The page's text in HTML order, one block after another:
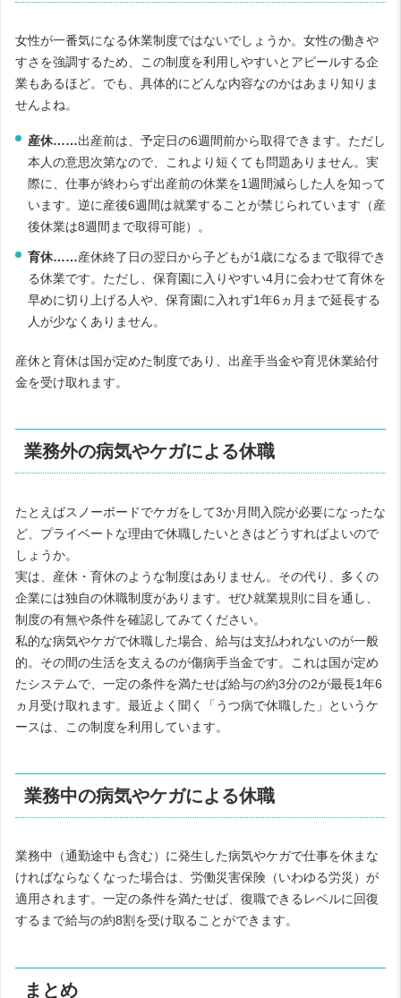
女性が一番気になる休業制度ではないでしょうか。女性の働きや
すさを強調するため、この制度を利用しやすいとアピールする企
業もあるほど。でも、具体的にどんな内容なのかはあまり知りま
せんよね。
産休……出産前は、予定日の6週間前から取得できます。ただし
本人の意思次第なので、これより短くても問題ありません。実
際に、仕事が終わらず出産前の休業を1週間減らした人を知って
います。逆に産後6週間は就業することが禁じられています（産
後休業は8週間まで取得可能）。
育休……産休終了日の翌日から子どもが1歳になるまで取得でき
る休業です。ただし、保育園に入りやすい4月に会わせて育休を
早めに切り上げる人や、保育園に入れず1年6ヵ月まで延長する
人が少なくありません。
産休と育休は国が定めた制度であり、出産手当金や育児休業給付
金を受け取れます。
業務外の病気やケガによる休職
たとえばスノーボードでケガをして3か月間入院が必要になったな
ど、プライベートな理由で休職したいときはどうすればよいので
しょうか。
実は、産休・育休のような制度はありません。その代り、多くの
企業には独自の休職制度があります。ぜひ就業規則に目を通し、
制度の有無や条件を確認してみてください。
私的な病気やケガで休職した場合、給与は支払われないのが一般
的。その間の生活を支えるのが傷病手当金です。これは国が定め
たシステムで、一定の条件を満たせば給与の約3分の2が最長1年6
ヵ月受け取れます。最近よく聞く「うつ病で休職した」というケ
ースは、この制度を利用しています。
業務中の病気やケガによる休職
業務中（通勤途中も含む）に発生した病気やケガで仕事を休まな
ければならなくなった場合は、労働災害保険（いわゆる労災）が
適用されます。一定の条件を満たせば、復職できるレベルに回復
するまで給与の約8割を受け取ることができます。
まとめ